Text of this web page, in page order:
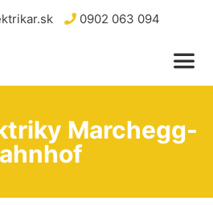
0902 063 094
Marchegg-